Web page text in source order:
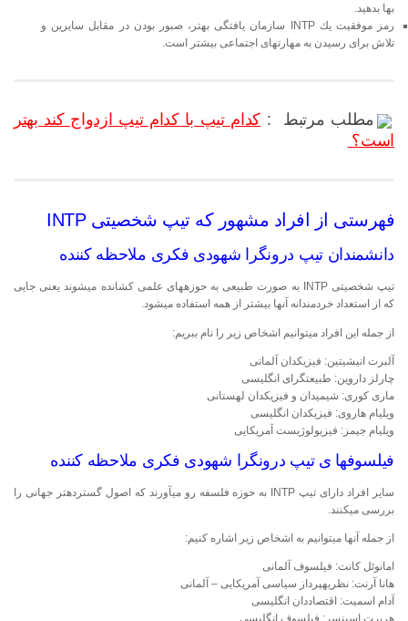
بها بدهید.
رمز موفقیت یك INTP
سازمان یافتگی بهتر، صبور بودن در مقابل سایرین و
تلاش برای رسیدن به مهارتهای اجتماعی بیشتر است.
مطلب مرتبط : کدام تیپ با کدام تیپ ازدواج کند بهتر
است؟
فهرستی از افراد مشهور که تیپ شخصیتی INTP
دانشمندان تیپ درونگرا شهودی فکری ملاحظه کننده
تیپ شخصیتی INTP به صورت طبیعی به حوزه‎های علمی کشانده می‎شوند یعنی جایی
که از استعداد خردمندانه آن‎ها بیشتر از همه استفاده می‎شود.
از جمله این افراد می‎توانیم اشخاص زیر را نام ببریم:
آلبرت انیشیتین: فیزیکدان آلمانی
چارلز داروین: طبیعت‎گرای انگلیسی
ماری کوری: شیمیدان و فیزیکدان لهستانی
ویلیام هاروی: فیزیکدان انگلیسی
ویلیام جیمز: فیزیولوژیست آمریکایی
فیلسوف‎ها ی تیپ درونگرا شهودی فکری ملاحظه کننده
سایر افراد دارای تیپ INTP به حوزه فلسفه رو می‎آورند که اصول گسترده‎تر جهانی را
بررسی می‎کنند.
از جمله آن‎ها می‎توانیم به اشخاص زیر اشاره کنیم:
امانوئل کانت: فیلسوف آلمانی
هانا آرنت: نظریه‎پرداز سیاسی آمریکایی – آلمانی
آدام اسمیت: اقتصاد‎دان انگلیسی
هربرت اسپنسر: فیلسوف انگلیسی